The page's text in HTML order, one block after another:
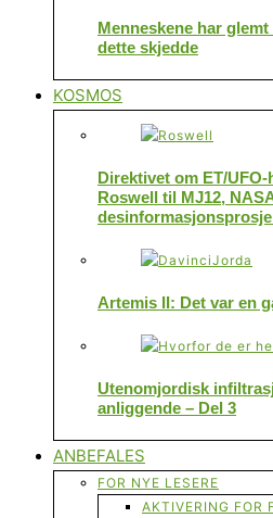
Menneskene har
dette skjedde
KOSMOS
Direktivet om ET/
Roswell til MJ12,
Artemis II: Det var en
Utenomjordisk
anliggende – Del 3
ANBEFALES
FOR NYE LESERE
AKTIVERING FOR